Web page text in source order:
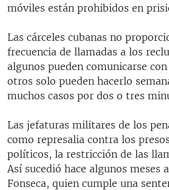
móviles están prohibidos en
Las cárceles cubanas no
frecuencia de llamadas a los
algunos pueden comunicarse
otros solo pueden hacerlo
muchos casos por dos o tres
Las jefaturas militares de los
como represalia contra los
políticos, la restricción de las
Así sucedió hace algunos meses
Fonseca, quien cumple una